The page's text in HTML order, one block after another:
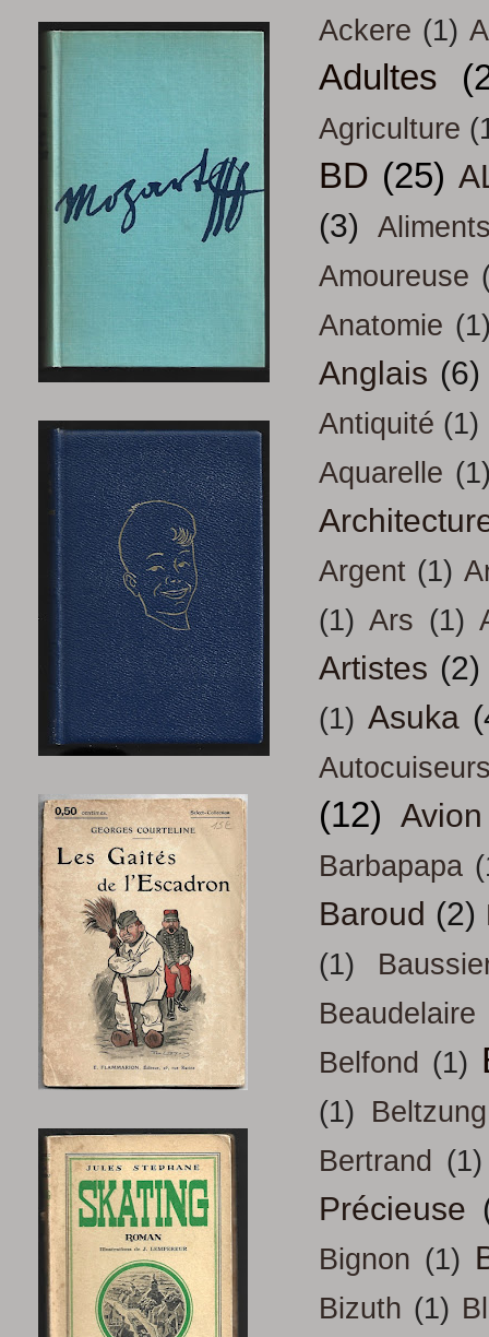
Ackere (1)
Adultes
Agriculture
BD (25)
(3)
Amoureuse
Anatomie
Anglais (6)
Antiquité (1)
Aquarelle
Argent (1)
(1) Ars (1)
Artistes (2)
(1) Asuka
(12) Avion
Barbapapa
Baroud (2)
(1)
Beaudelaire
Belfond (1)
(1) Beltzung
Bertrand (1)
Précieuse
Bignon (1)
Bizuth (1)